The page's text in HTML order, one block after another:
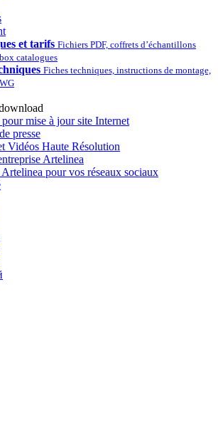
et tarifs Fichiers PDF, coffrets d’échantillons
catalogues
Fiches techniques, instructions de montage,
mise à jour site Internet
presse
Vidéos Haute Résolution
Artelinea
pour vos réseaux sociaux